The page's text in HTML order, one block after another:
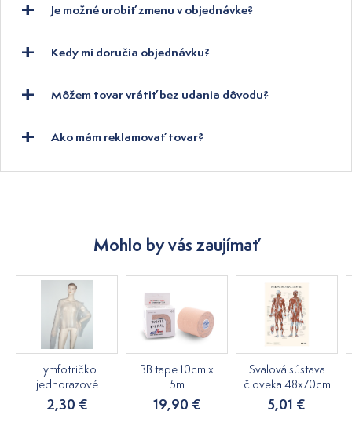
Je možné urobiť zmenu v objednávke?
Kedy mi doručia objednávku?
Môžem tovar vrátiť bez udania dôvodu?
Ako mám reklamovať tovar?
Mohlo by vás zaujímať
Lymfotričko
jednorazové
2,30 €
BB tape 10cm x
5m
19,90 €
Svalová sústava
človeka 48x70cm
5,01 €